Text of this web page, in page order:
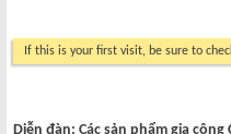
If this is your first visit, be sure to
Diễn đàn: Các sản phẩm gia công